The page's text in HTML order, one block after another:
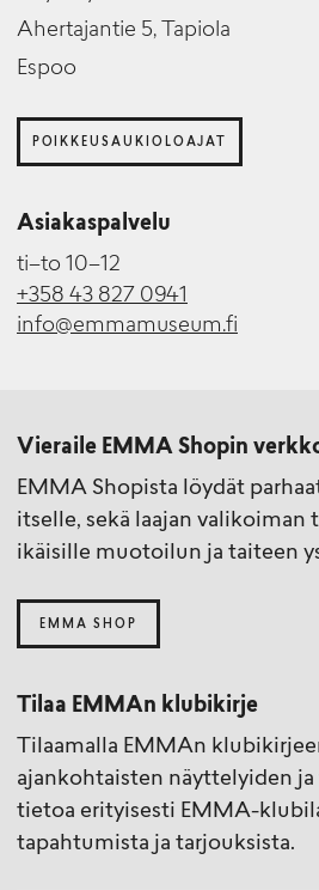
Ahertajantie 5, Tapiola
Espoo
POIKKEUSAUKIOLOAJAT
Asiakaspalvelu
ti–to 10–12
+358 43 827 0941
info@emmamuseum.fi
Vieraile EMMA Shopin
EMMA Shopista löydät
itselle, sekä laajan
ikäisille muotoilun ja taiteen
EMMA SHOP
Tilaa EMMAn klubikirje
Tilaamalla EMMAn
ajankohtaisten näyttelyiden
tietoa erityisesti EMMA-
tapahtumista ja tarjouksista.